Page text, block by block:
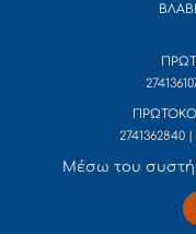
Mέσω του